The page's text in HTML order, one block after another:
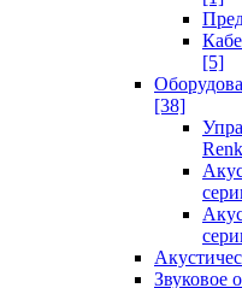
[5]
[38]
Звуковое